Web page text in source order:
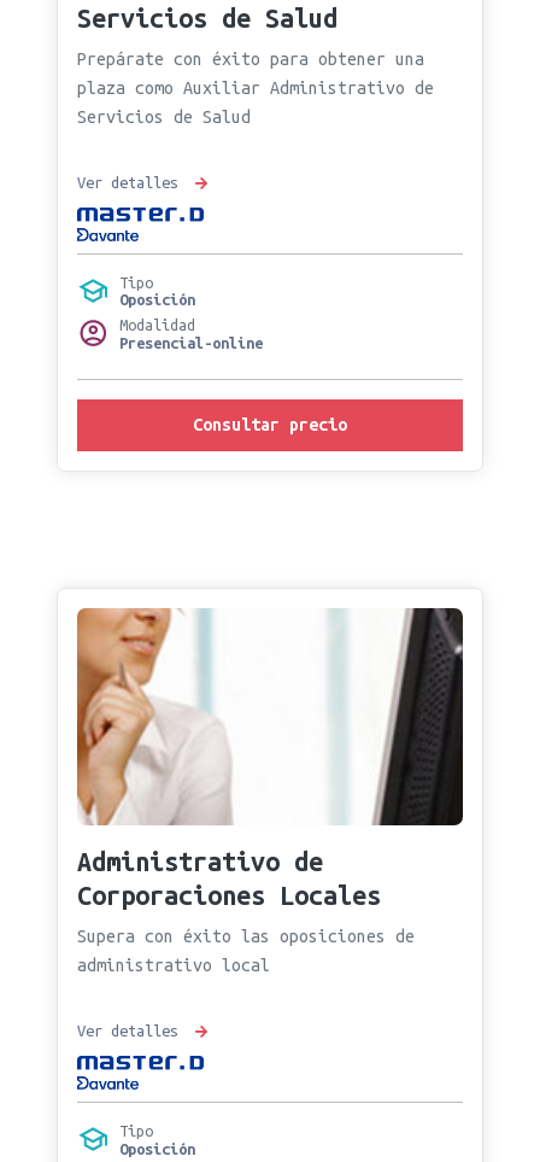
Servicios de Salud
Prepárate con éxito para obtener una
plaza como Auxiliar Administrativo de
Servicios de Salud
Ver detalles
Tipo
Oposición
Modalidad
Presencial-online
Consultar precio
Administrativo de
Corporaciones Locales
Supera con éxito las oposiciones de
administrativo local
Ver detalles
Tipo
Oposición